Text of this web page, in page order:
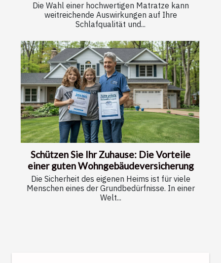
Die Wahl einer hochwertigen Matratze kann
weitreichende Auswirkungen auf Ihre
Schlafqualität und...
Schützen Sie Ihr Zuhause: Die Vorteile
einer guten Wohngebäudeversicherung
Die Sicherheit des eigenen Heims ist für viele
Menschen eines der Grundbedürfnisse. In einer
Welt...